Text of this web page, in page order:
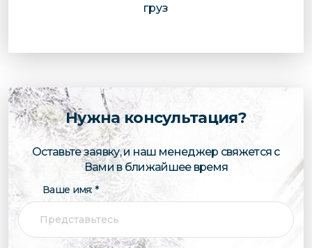
груз
Нужна консультация?
Оставьте заявку, и наш менеджер свяжется с
Вами в ближайшее время
Ваше имя: *